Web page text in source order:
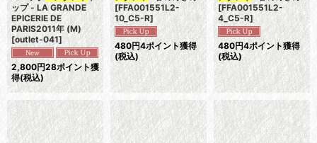
ップ - LA GRANDE
EPICERIE DE
PARIS2011年 (M)
[outlet-041]
2,800円28ポイント獲
得(税込)
[FFA001551L2-
10_C5-R]
480円4ポイント獲得
(税込)
[FFA001551L2-
4_C5-R]
480円4ポイント獲得
(税込)